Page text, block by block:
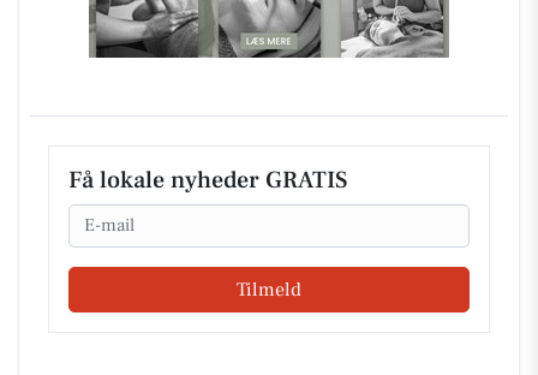
Få lokale nyheder GRATIS
Email
Tilmeld